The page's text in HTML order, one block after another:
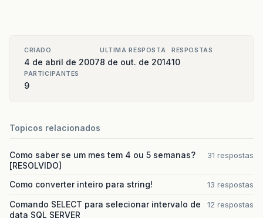
CRIADO
4 de abril de 2007
ULTIMA RESPOSTA
8 de out. de 2014
RESPOSTAS
10
PARTICIPANTES
9
Topicos relacionados
Como saber se um mes tem 4 ou 5 semanas?
[RESOLVIDO]
31 respostas
Como converter inteiro para string! 13 respostas
Comando SELECT para selecionar intervalo de
data SQL SERVER
12 respostas